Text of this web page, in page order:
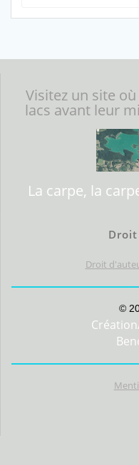
Visitez un site
lacs avant leur
La carpe, la
Droit
Droit
©